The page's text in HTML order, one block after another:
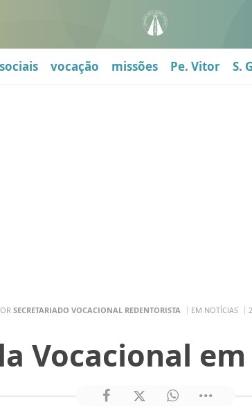
vocação missões Pe. Vitor S.
SECRETARIADO VOCACIONAL REDENTORISTA EM NOTÍCIAS
Vocacional